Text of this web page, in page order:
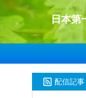
日本第
配信記事